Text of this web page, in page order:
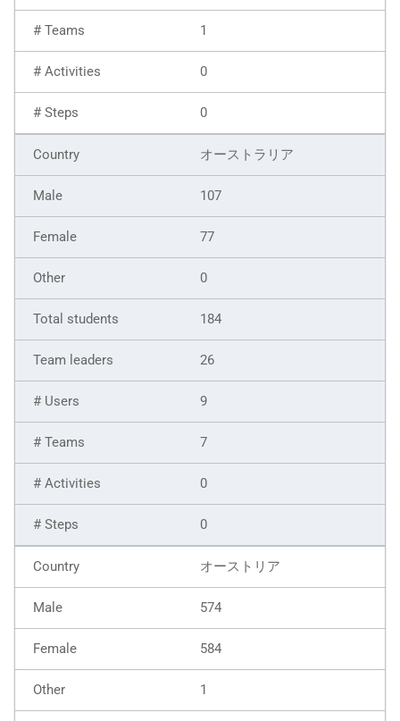
1
0
0
オーストラリア
107
77
0
184
26
9
7
0
0
オーストリア
574
584
1